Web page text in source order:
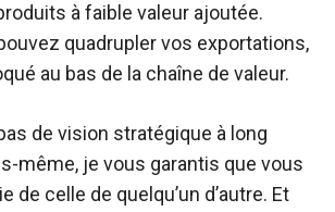
à faible valeur ajoutée.
quadrupler vos exportations,
au bas de la chaîne de valeur.
de vision stratégique à long
même, je vous garantis que vous
de celle de quelqu’un d’autre. Et